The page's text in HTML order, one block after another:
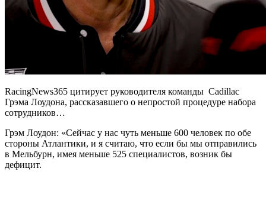
RacingNews365 цитирует руководителя команды Cadillac
Грэма Лоудона, рассказавшего о непростой процедуре набора
сотрудников…
Грэм Лоудон: «Сейчас у нас чуть меньше 600 человек по обе
стороны Атлантики, и я считаю, что если бы мы отправились
в Мельбурн, имея меньше 525 специалистов, возник бы
дефицит.